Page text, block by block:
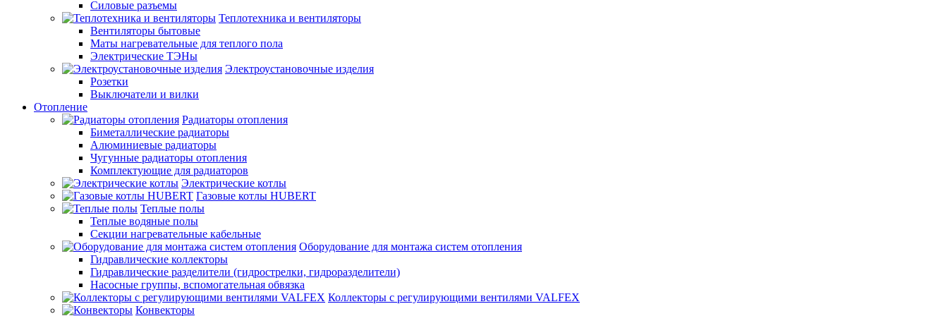
Силовые разъемы
Теплотехника и вентиляторы
Вентиляторы бытовые
Маты нагревательные для теплого пола
Электрические ТЭНы
Электроустановочные изделия
Розетки
Выключатели и вилки
Отопление
Радиаторы отопления
Биметаллические радиаторы
Алюминиевые радиаторы
Чугунные радиаторы отопления
Комплектующие для радиаторов
Электрические котлы
Газовые котлы HUBERT
Теплые полы
Теплые водяные полы
Секции нагревательные кабельные
Оборудование для монтажа систем отопления
Гидравлические коллекторы
Гидравлические разделители (гидрострелки, гидроразделители)
Насосные группы, вспомогательная обвязка
Коллекторы с регулирующими вентилями VALFEX
Конвекторы